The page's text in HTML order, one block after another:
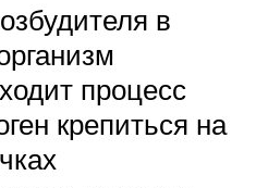
в
процесс
крепиться на